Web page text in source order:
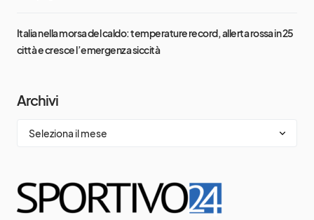
Italia nella morsa del caldo: temperature record, allerta rossa in 25
città e cresce l’emergenza siccità
Archivi